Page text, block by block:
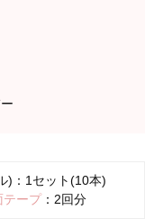
)：1セット(10本)
テープ：2回分